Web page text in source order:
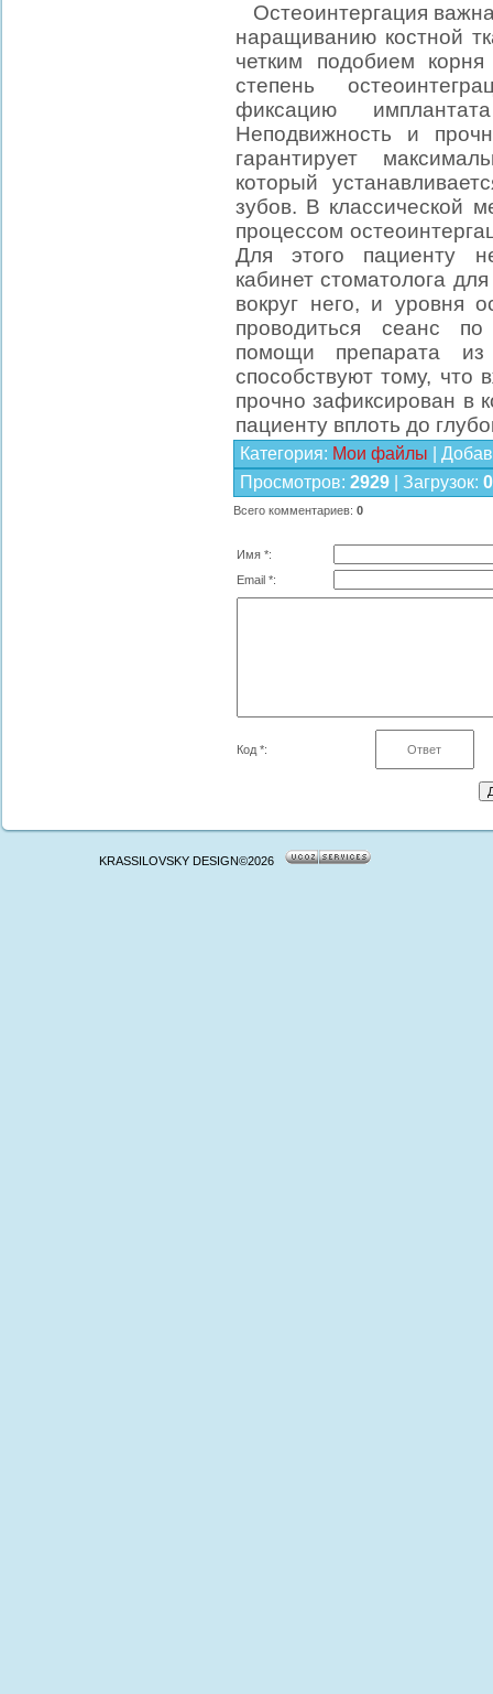
Остеоинтергация
наращиванию костной
четким подобием
степень
фиксацию
Неподвижность и
гарантирует
который
зубов. В классической
процессом
Для этого пациенту
кабинет стоматолога
вокруг него, и уровня
проводиться сеанс
помощи препарата
способствуют тому, что
прочно зафиксирован в
пациенту вплоть до
Категория: Мои файлы
Просмотров: 2929 Загрузок: 0
Всего комментариев: 0
Имя *:
Email *:
Код *:
KRASSILOVSKY DESIGN©2026